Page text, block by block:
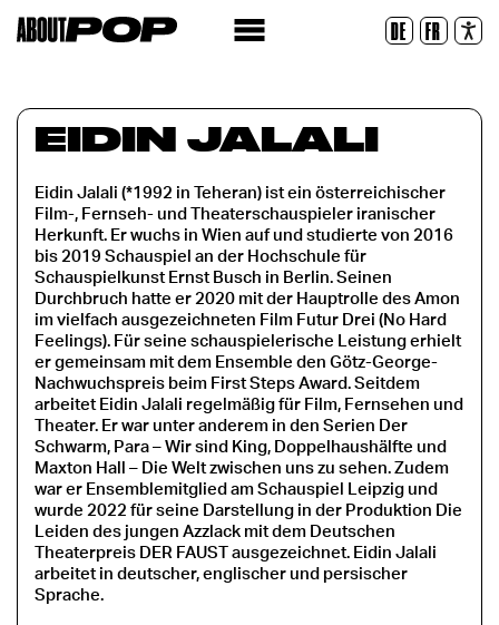
DE FR
EIDIN JALALI
Eidin Jalali (*1992 in Teheran) ist ein österreichischer
Film-, Fernseh- und Theaterschauspieler iranischer
Herkunft. Er wuchs in Wien auf und studierte von 2016
bis 2019 Schauspiel an der Hochschule für
Schauspielkunst Ernst Busch in Berlin. Seinen
Durchbruch hatte er 2020 mit der Hauptrolle des Amon
im vielfach ausgezeichneten Film Futur Drei (No Hard
Feelings). Für seine schauspielerische Leistung erhielt
er gemeinsam mit dem Ensemble den Götz-George-
Nachwuchspreis beim First Steps Award. Seitdem
arbeitet Eidin Jalali regelmäßig für Film, Fernsehen und
Theater. Er war unter anderem in den Serien Der
Schwarm, Para – Wir sind King, Doppelhaushälfte und
Maxton Hall – Die Welt zwischen uns zu sehen. Zudem
war er Ensemblemitglied am Schauspiel Leipzig und
wurde 2022 für seine Darstellung in der Produktion Die
Leiden des jungen Azzlack mit dem Deutschen
Theaterpreis DER FAUST ausgezeichnet. Eidin Jalali
arbeitet in deutscher, englischer und persischer
Sprache.